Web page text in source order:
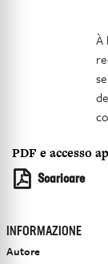
À
PDF e accesso
Scaricare
INFORMAZIONE
Autore